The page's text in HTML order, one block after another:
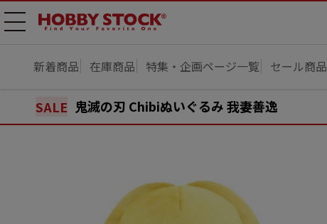
メニ
新着商品 在庫商品 特集・企画ページ一覧 セール商品
SALE 鬼滅の刃 Chibiぬいぐるみ 我妻善逸